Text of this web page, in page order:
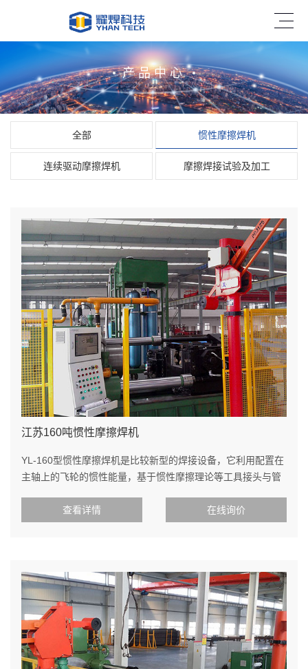
产品中心
全部 惯性摩擦焊机
连续驱动摩擦焊机 摩擦焊接试验及加工
江苏160吨惯性摩擦焊机
YL-160型惯性摩擦焊机是比较新型的焊接设备，它利用配置在
主轴上的飞轮的惯性能量，基于惯性摩擦理论等工具接头与管
查看详情
在线询价